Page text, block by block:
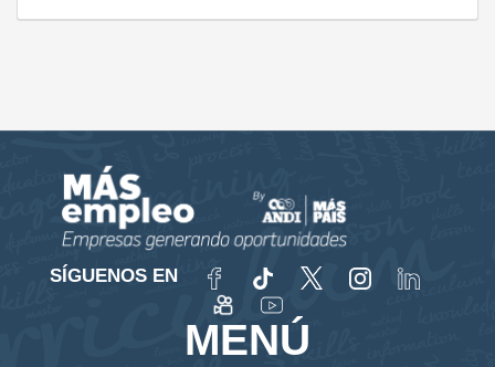
SÍGUENOS EN
MENÚ